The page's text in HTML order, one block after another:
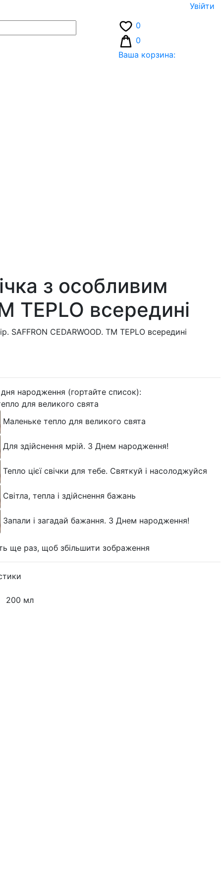
Увiйти
0
0
Ваша корзина:
з особливим
TEPLO всередині
CEDARWOOD. ТМ TEPLO всередині
народження (гортайте список):
для великого свята
Маленьке тепло для великого свята
Для здійснення мрій. З Днем народження!
Тепло цієї свічки для тебе. Святкуй і насолоджуйся
Світла, тепла і здійснення бажань
Запали і загадай бажання. З Днем народження!
ще раз, щоб збільшити зображення
200 мл